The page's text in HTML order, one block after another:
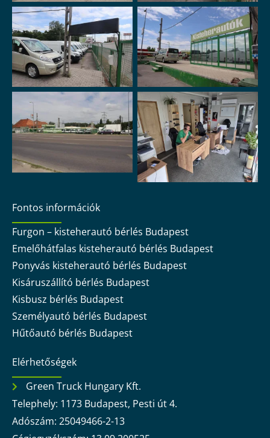
Fontos információk
Furgon – kisteherautó bérlés Budapest
Emelőhátfalas kisteherautó bérlés Budapest
Ponyvás kisteherautó bérlés Budapest
Kisáruszállító bérlés Budapest
Kisbusz bérlés Budapest
Személyautó bérlés Budapest
Hűtőautó bérlés Budapest
Elérhetőségek
Green Truck Hungary Kft.
Telephely: 1173 Budapest, Pesti út 4.
Adószám: 25049466-2-13